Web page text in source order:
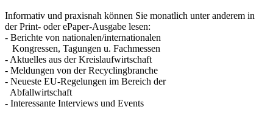
Informativ und praxisnah können Sie monatlich unter anderem in
der Print- oder ePaper-Ausgabe lesen:
- Berichte von nationalen/internationalen
Kongressen, Tagungen u. Fachmessen
- Aktuelles aus der Kreislaufwirtschaft
- Meldungen von der Recyclingbranche
- Neueste EU-Regelungen im Bereich der
Abfallwirtschaft
- Interessante Interviews und Events